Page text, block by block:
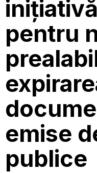
pentru
emise
publice